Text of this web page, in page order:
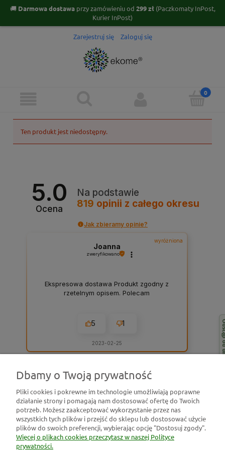
🚚 Darmowa dostawaprzy zamówieniu od 299 zł(Paczkomaty InPost,
Kurier InPost)
Zarejestruj się Zaloguj się
Ten produkt jest niedostępny.
5.0
Ocena
Na podstawie
819 opinii z całego okresu
Jak zbieramy opinie?
wyróżniona
Joanna
zweryfikowano
Ekspresowa dostawa Produkt zgodny z
rzetelnym opisem. Polecam
5 1
2023-02-25
zebranych i zweryfikowanych przez
Pomoc
Moje konto
Dbamy o Twoją prywatność
Pliki cookies i pokrewne im technologie umożliwiają poprawne
działanie strony i pomagają nam dostosować ofertę do Twoich
potrzeb. Możesz zaakceptować wykorzystanie przez nas
wszystkich tych plików i przejść do sklepu lub dostosować użycie
plików do swoich preferencji, wybierając opcję "Dostosuj zgody".
Więcej o plikach cookies przeczytasz w naszej Polityce
prywatności.